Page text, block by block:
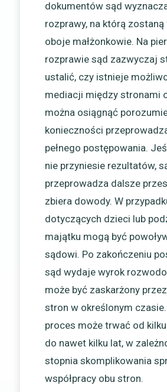
dokumentów sąd
rozprawy, na którą zostaną
oboje małżonkowie. Na
rozprawie sąd zazwyczaj
ustalić, czy istnieje
mediacji między stronami
można osiągnąć
konieczności
pełnego postępowania.
nie przyniesie rezultatów,
przeprowadza dalsze
zbiera dowody. W
dotyczących dzieci lub
majątku mogą być
sądowi. Po zakończeniu
sąd wydaje wyrok
może być zaskarżony
stron w określonym czasie.
proces może trwać od
do nawet kilku lat, w
stopnia skomplikowania
współpracy obu stron.